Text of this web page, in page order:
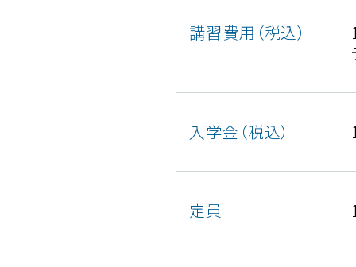
講習費用（税込）
入学金（税込）
定員